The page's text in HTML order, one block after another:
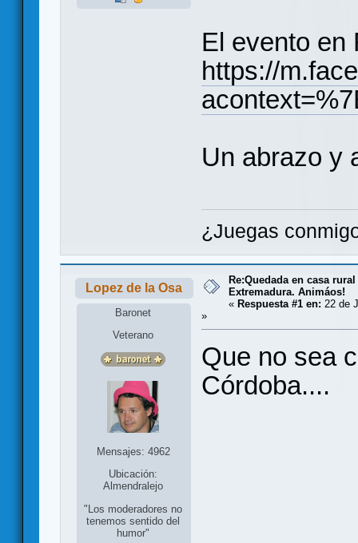
El evento
https://
Un abrazo y
¿Juegas
Lopez de la Osa
Baronet
Veterano
Mensajes: 4962
Ubicación:
Almendralejo
"Los moderadores no
tenemos sentido del
humor"
Re:Quedada en casa
Extremadura. Animáos!
« Respuesta #1 en: 22 de
»
Que no sea
Córdoba....